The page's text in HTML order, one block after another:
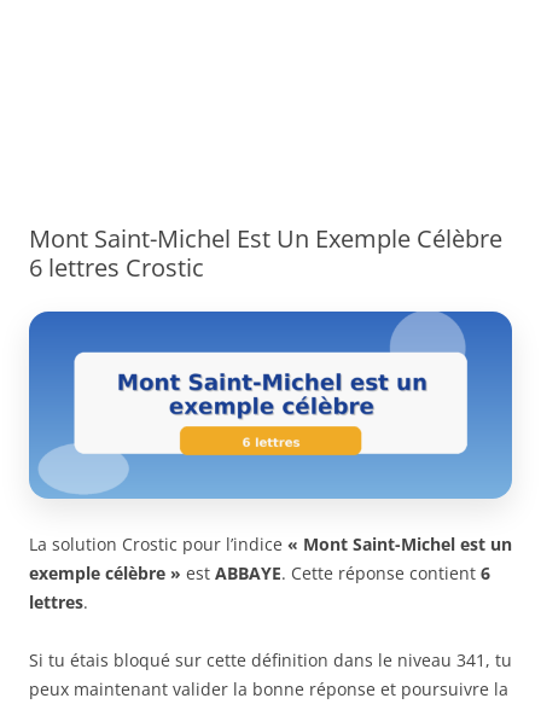
Mont Saint-Michel Est Un Exemple Célèbre
6 lettres Crostic
La solution Crostic pour l’indice « Mont Saint-Michel est un
exemple célèbre » est ABBAYE. Cette réponse contient 6
lettres.
Si tu étais bloqué sur cette définition dans le niveau 341, tu
peux maintenant valider la bonne réponse et poursuivre la